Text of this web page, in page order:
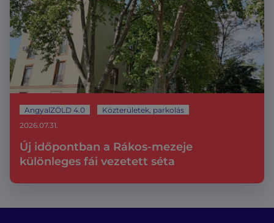
AngyalZÖLD 4.0 Közterületek, parkolás
Új időpontban a Rákos-mezeje
különleges fái vezetett séta
2026.07.31.